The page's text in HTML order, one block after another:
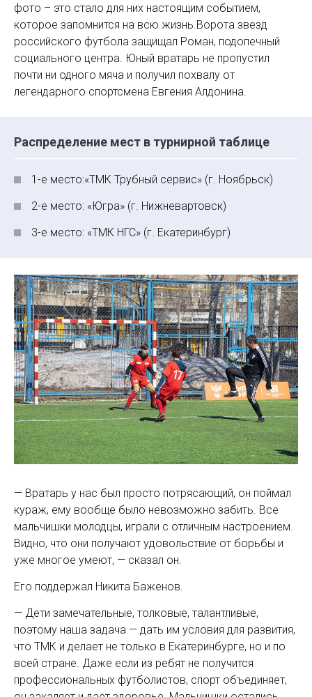
фото – это стало для них настоящим событием,
которое запомнится на всю жизнь.Ворота звезд
российского ­футбола защищал Роман, подопечный
социального центра. Юный вратарь не пропустил
почти ни одного мяча и получил похвалу от
легендарного спортсмена Евгения Алдонина.
Распределение мест в турнирной таблице
1-е место:«ТМК Трубный сервис» (г. Ноябрьск)
2-е место: «Югра» (г. Нижневартовск)
3-е место: «ТМК НГС» (г. Екатеринбург)
— Вратарь у нас был просто потрясающий, он поймал
кураж, ему вообще было невозможно забить. Все
мальчишки молодцы, играли с отличным настроением.
Видно, что они получают удовольствие от борьбы и
уже многое умеют, — ­сказал он.
Его поддержал Никита Баженов.
— Дети замечательные, толковые, талантливые,
поэтому наша задача — дать им условия для развития,
что ТМК и делает не только в Екатеринбурге, но и по
всей стране. Даже если из ребят не получится
профессиональных футболистов, спорт объединяет,